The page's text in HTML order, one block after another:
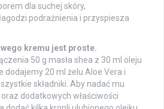
dla suchej skóry,
podrażnienia i przyspiesza
kremu jest proste.
50 g masła shea z 30 ml oleju
dodajemy 20 ml żelu Aloe Vera i
składniki. Aby nadać mu
dodatkowych właściwości